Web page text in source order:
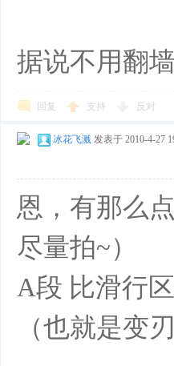
据说不用翻
回复 支持 反对
冰花飞溅 发表于 2010-4-27
恩，有那么
尽量拍~）
A段 比滑行
（也就是变